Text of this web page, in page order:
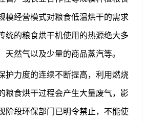
模经营模式对粮食低温烘干的需求
统的粮食烘干机使用的热源绝大多
天然气以及少量的商品蒸汽等。
护力度的连续不断提高，利用燃烧
粮食烘干过程会产生大量废气，影
阶段环保部门已明令禁止，不能使